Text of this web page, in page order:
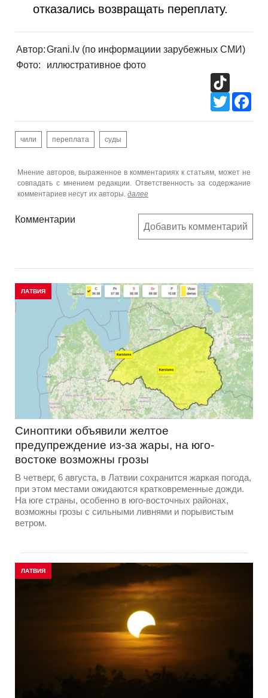
отказались возвращать переплату.
Автор:Grani.lv (по информациии зарубежных СМИ)
Фото:
иллюстративное фото
Twitter
чили переплата суды
Мнение авторов, выраженное в комментариях к статьям, может не
совпадать с мнением редакции. Ответственность за содержание
комментариев несут их авторы. далее
Комментарии
Добавить комментарий
ЛАТВИЯ
Синоптики объявили желтое
предупреждение из-за жары, на юго-
востоке возможны грозы
В четверг, 6 августа, в Латвии сохранится жаркая погода,
при этом местами ожидаются кратковременные дожди.
На юге страны, особенно в юго-восточных районах,
возможны грозы с сильными ливнями и порывистым
ветром.
ЛАТВИЯ